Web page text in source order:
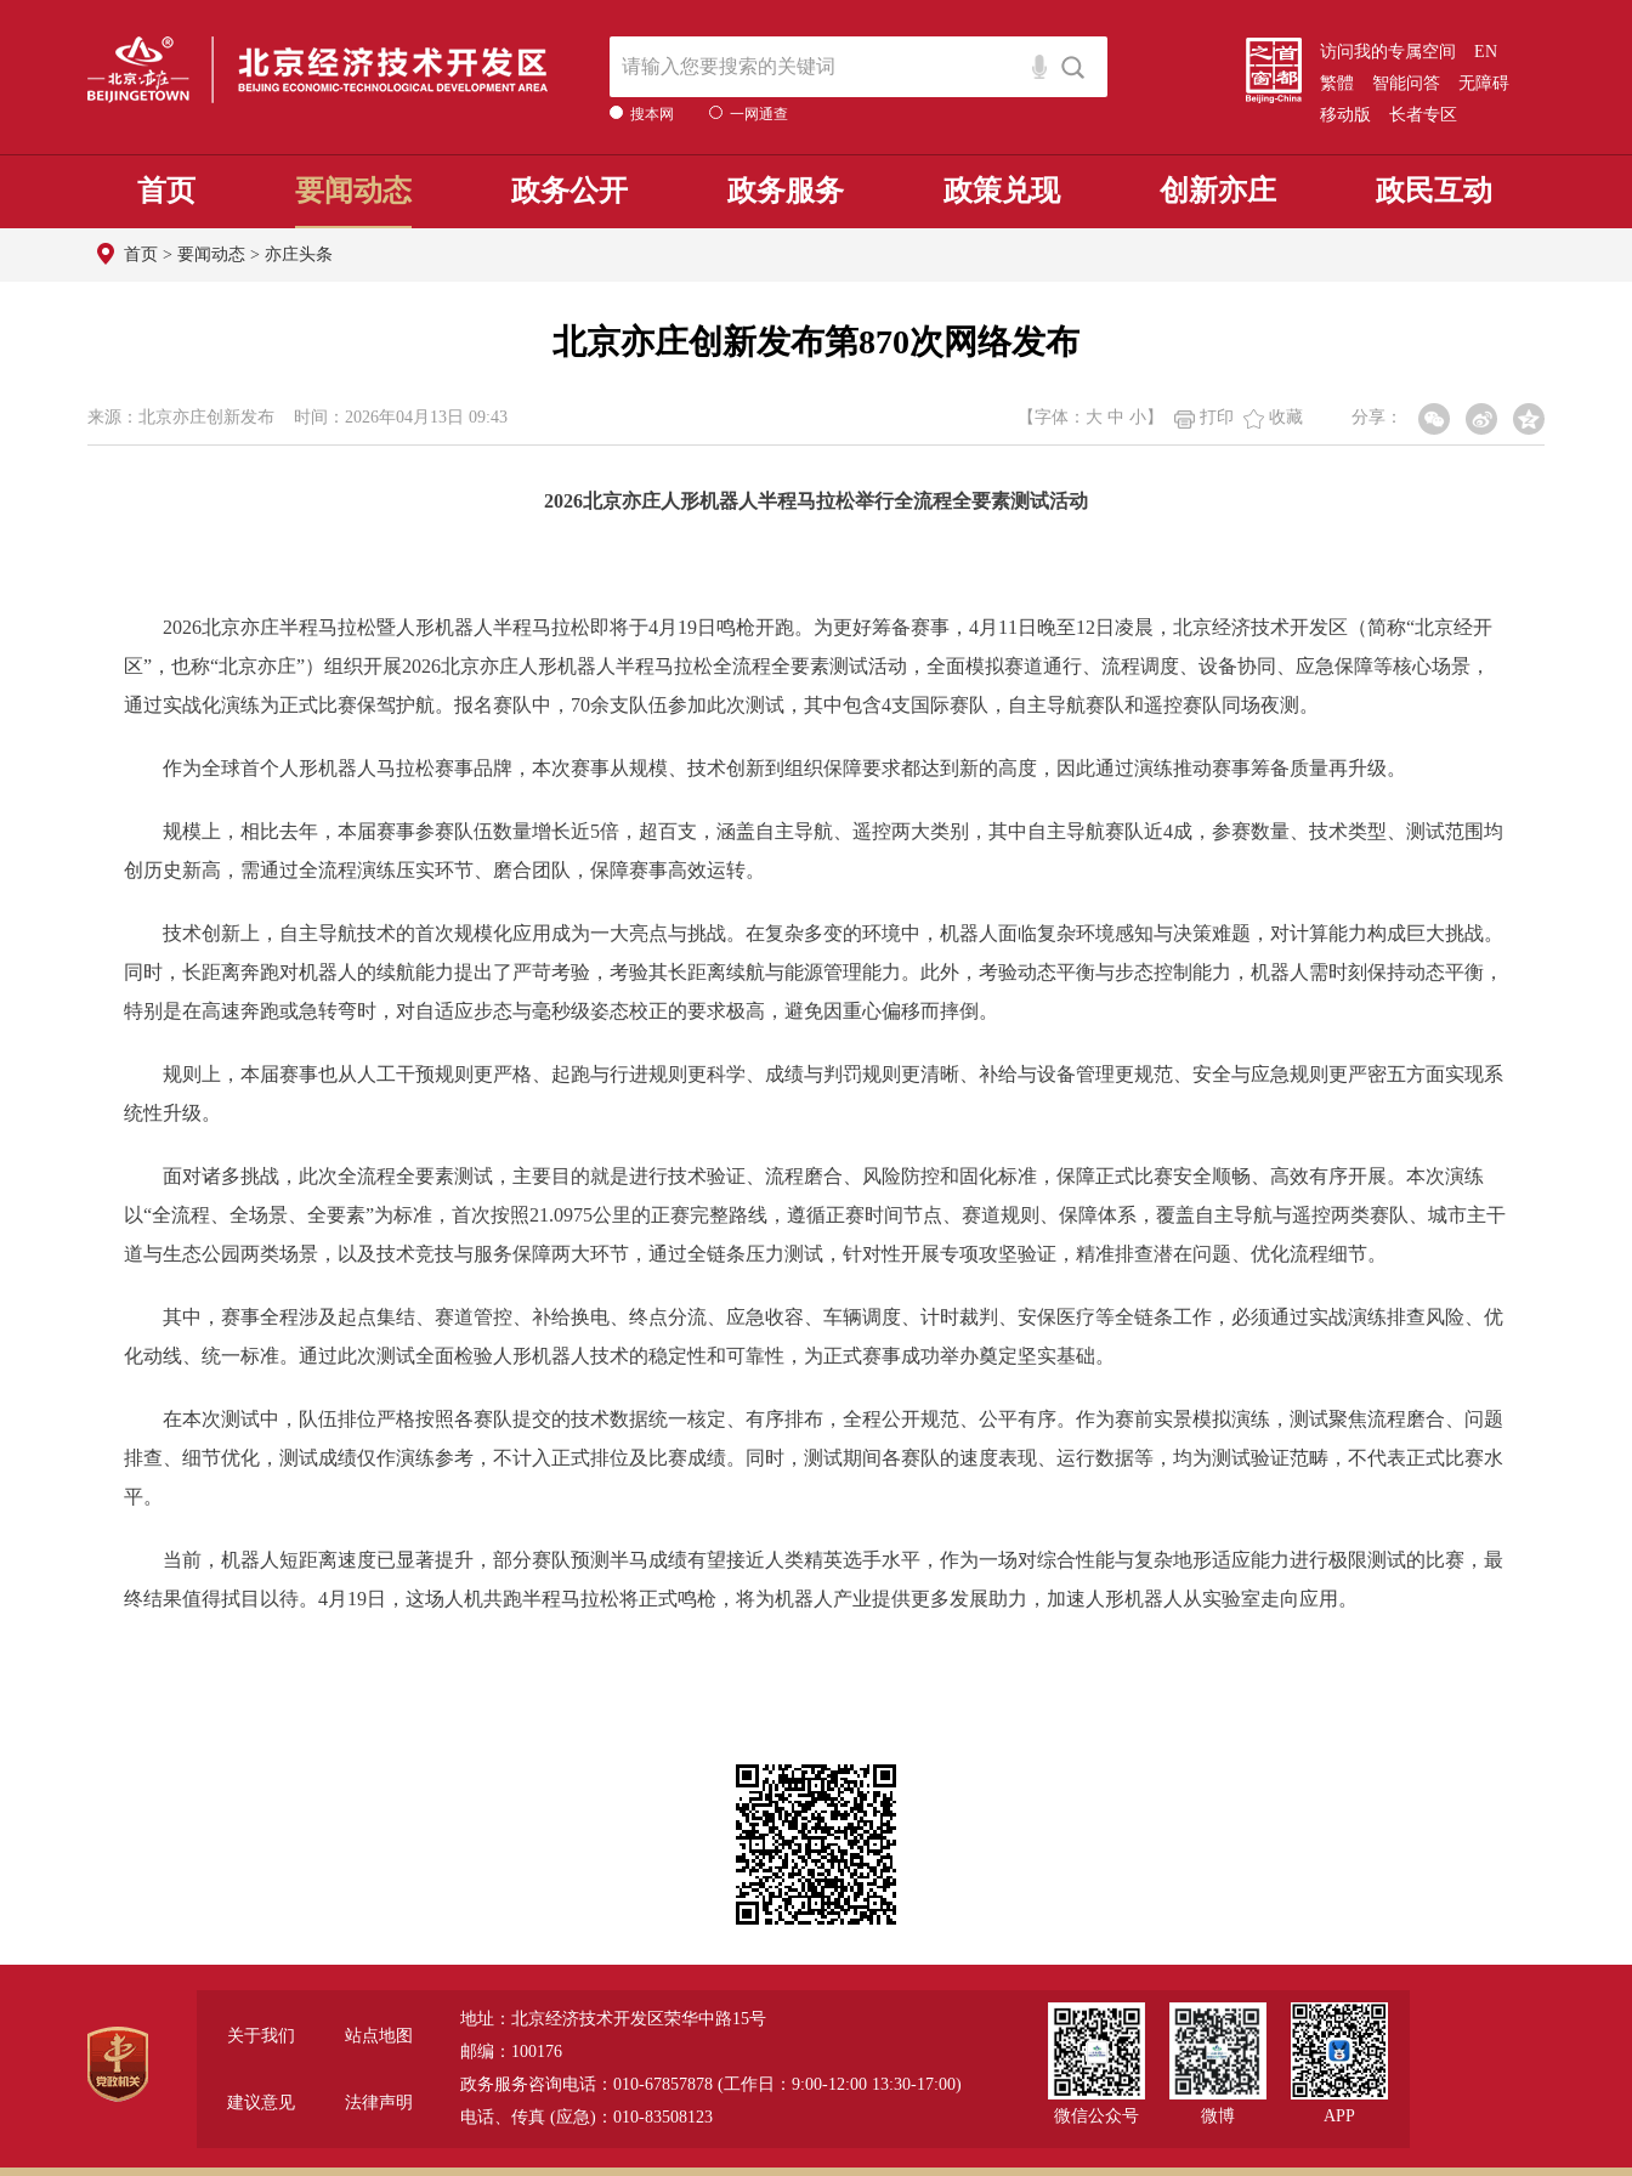
搜本网 一网通查
访问我的专属空间
EN
繁體
智能问答
无障碍
移动版
长者专区
首页 要闻动态 政务公开 政务服务 政策兑现 创新亦庄 政民互动
首页 > 要闻动态 > 亦庄头条
北京亦庄创新发布第870次网络发布
来源：北京亦庄创新发布 时间：2026年04月13日 09:43 分享：
【字体： 大 中 小 】 打印 收藏
2026北京亦庄人形机器人半程马拉松举行全流程全要素测试活动
2026北京亦庄半程马拉松暨人形机器人半程马拉松即将于4月19日鸣枪开跑。为更好筹备赛事，4月11日晚至12日凌晨，北京经济技术开发区（简称“北京经开
区”，也称“北京亦庄”）组织开展2026北京亦庄人形机器人半程马拉松全流程全要素测试活动，全面模拟赛道通行、流程调度、设备协同、应急保障等核心场景，
通过实战化演练为正式比赛保驾护航。报名赛队中，70余支队伍参加此次测试，其中包含4支国际赛队，自主导航赛队和遥控赛队同场夜测。
作为全球首个人形机器人马拉松赛事品牌，本次赛事从规模、技术创新到组织保障要求都达到新的高度，因此通过演练推动赛事筹备质量再升级。
规模上，相比去年，本届赛事参赛队伍数量增长近5倍，超百支，涵盖自主导航、遥控两大类别，其中自主导航赛队近4成，参赛数量、技术类型、测试范围均
创历史新高，需通过全流程演练压实环节、磨合团队，保障赛事高效运转。
技术创新上，自主导航技术的首次规模化应用成为一大亮点与挑战。在复杂多变的环境中，机器人面临复杂环境感知与决策难题，对计算能力构成巨大挑战。
同时，长距离奔跑对机器人的续航能力提出了严苛考验，考验其长距离续航与能源管理能力。此外，考验动态平衡与步态控制能力，机器人需时刻保持动态平衡，
特别是在高速奔跑或急转弯时，对自适应步态与毫秒级姿态校正的要求极高，避免因重心偏移而摔倒。
规则上，本届赛事也从人工干预规则更严格、起跑与行进规则更科学、成绩与判罚规则更清晰、补给与设备管理更规范、安全与应急规则更严密五方面实现系
统性升级。
面对诸多挑战，此次全流程全要素测试，主要目的就是进行技术验证、流程磨合、风险防控和固化标准，保障正式比赛安全顺畅、高效有序开展。本次演练
以“全流程、全场景、全要素”为标准，首次按照21.0975公里的正赛完整路线，遵循正赛时间节点、赛道规则、保障体系，覆盖自主导航与遥控两类赛队、城市主干
道与生态公园两类场景，以及技术竞技与服务保障两大环节，通过全链条压力测试，针对性开展专项攻坚验证，精准排查潜在问题、优化流程细节。
其中，赛事全程涉及起点集结、赛道管控、补给换电、终点分流、应急收容、车辆调度、计时裁判、安保医疗等全链条工作，必须通过实战演练排查风险、优
化动线、统一标准。通过此次测试全面检验人形机器人技术的稳定性和可靠性，为正式赛事成功举办奠定坚实基础。
在本次测试中，队伍排位严格按照各赛队提交的技术数据统一核定、有序排布，全程公开规范、公平有序。作为赛前实景模拟演练，测试聚焦流程磨合、问题
排查、细节优化，测试成绩仅作演练参考，不计入正式排位及比赛成绩。同时，测试期间各赛队的速度表现、运行数据等，均为测试验证范畴，不代表正式比赛水
平。
当前，机器人短距离速度已显著提升，部分赛队预测半马成绩有望接近人类精英选手水平，作为一场对综合性能与复杂地形适应能力进行极限测试的比赛，最
终结果值得拭目以待。4月19日，这场人机共跑半程马拉松将正式鸣枪，将为机器人产业提供更多发展助力，加速人形机器人从实验室走向应用。
关于我们 站点地图
建议意见 法律声明
地址：北京经济技术开发区荣华中路15号
邮编：100176
政务服务咨询电话：010-67857878 (工作日：9:00-12:00 13:30-17:00)
电话、传真 (应急)：010-83508123
微信公众号 微博 APP